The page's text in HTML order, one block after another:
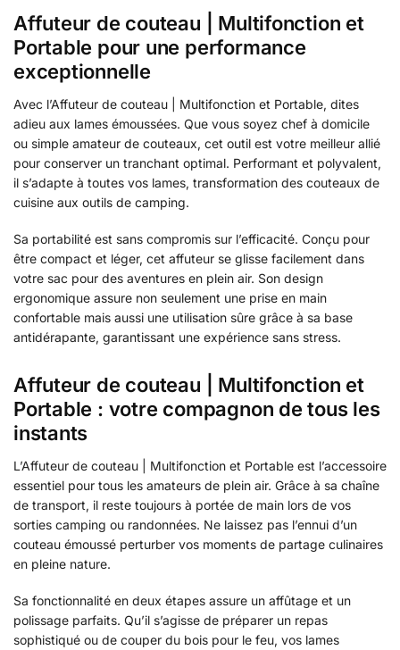
Affuteur de couteau | Multifonction et
Portable pour une performance
exceptionnelle
Avec l’Affuteur de couteau | Multifonction et Portable, dites
adieu aux lames émoussées. Que vous soyez chef à domicile
ou simple amateur de couteaux, cet outil est votre meilleur allié
pour conserver un tranchant optimal. Performant et polyvalent,
il s’adapte à toutes vos lames, transformation des couteaux de
cuisine aux outils de camping.
Sa portabilité est sans compromis sur l’efficacité. Conçu pour
être compact et léger, cet affuteur se glisse facilement dans
votre sac pour des aventures en plein air. Son design
ergonomique assure non seulement une prise en main
confortable mais aussi une utilisation sûre grâce à sa base
antidérapante, garantissant une expérience sans stress.
Affuteur de couteau | Multifonction et
Portable : votre compagnon de tous les
instants
L’Affuteur de couteau | Multifonction et Portable est l’accessoire
essentiel pour tous les amateurs de plein air. Grâce à sa chaîne
de transport, il reste toujours à portée de main lors de vos
sorties camping ou randonnées. Ne laissez pas l’ennui d’un
couteau émoussé perturber vos moments de partage culinaires
en pleine nature.
Sa fonctionnalité en deux étapes assure un affûtage et un
polissage parfaits. Qu’il s’agisse de préparer un repas
sophistiqué ou de couper du bois pour le feu, vos lames